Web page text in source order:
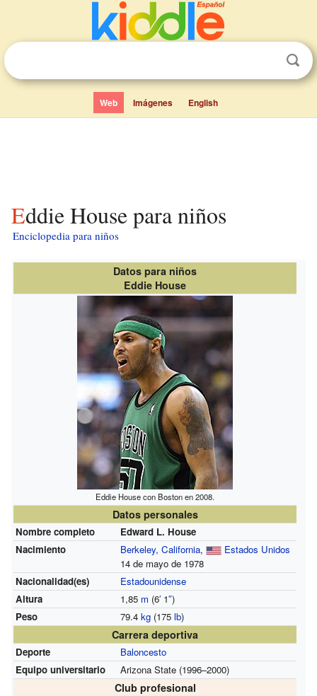
Web Imágenes English
Eddie House para niños
Enciclopedia para niños
Datos para niños
Eddie House
Eddie House con Boston en 2008.
Datos personales
Nombre completo
Edward L. House
Nacimiento
Berkeley, California,
Estados Unidos
14 de mayo de 1978
Nacionalidad(es)
Estadounidense
Altura
1,85 m (6′1″)
Peso
79.4 kg(175 lb)
Carrera deportiva
Deporte
Baloncesto
Equipo universitario
Arizona State (1996–2000)
Club profesional